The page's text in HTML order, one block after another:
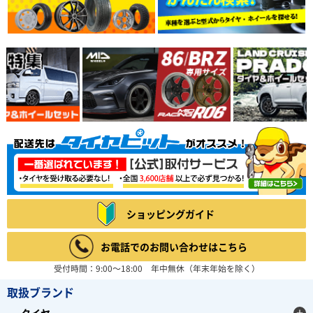
ショッピングガイド
お電話でのお問い合わせはこちら
受付時間：9:00～18:00 年中無休（年末年始を除く）
取扱ブランド